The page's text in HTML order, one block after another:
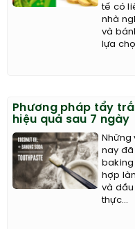
tế có
nhà
và
lựa
Phương pháp tẩy
hiệu quả sau 7 ngày
nay
hợp
và
thực...